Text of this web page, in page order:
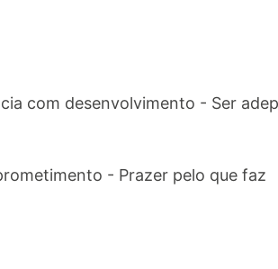
com desenvolvimento - Ser
- Prazer pelo que faz